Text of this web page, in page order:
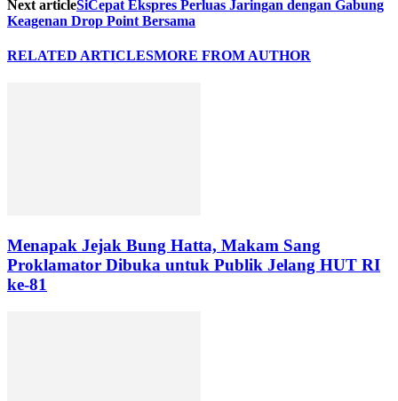
Next articleSiCepat Ekspres Perluas Jaringan dengan Gabung
Keagenan Drop Point Bersama
RELATED ARTICLESMORE FROM AUTHOR
Menapak Jejak Bung Hatta, Makam Sang
Proklamator Dibuka untuk Publik Jelang HUT RI
ke-81